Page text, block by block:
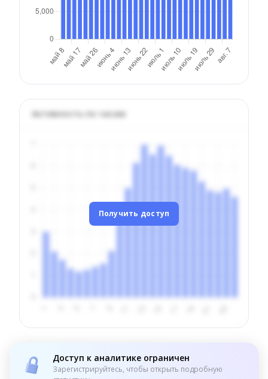
Активность по часам
Получить доступ
Доступ к аналитике ограничен
Зарегистрируйтесь, чтобы открыть подробную